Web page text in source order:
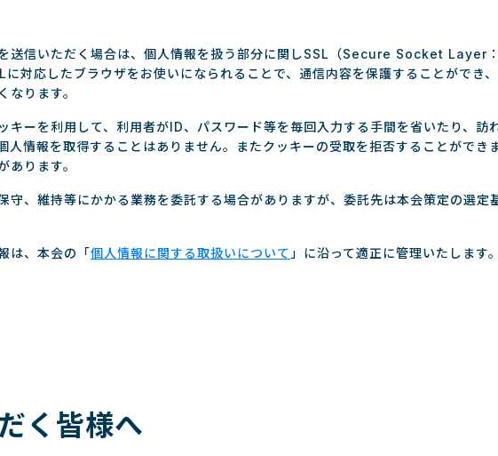
送信いただく場合は、個人情報を扱う部分に関しSSL（Secure Socket Layer
に対応したブラウザをお使いになられることで、通信内容を保護することができ
なります。
キーを利用して、利用者がID、パスワード等を毎回入力する手間を省いたり、
人情報を取得することはありません。またクッキーの受取を拒否することがで
あります。
守、維持等にかかる業務を委託する場合がありますが、委託先は本会策定の選
は、本会の「個人情報に関する取扱いについて 」に沿って適正に管理いたします
く皆様へ